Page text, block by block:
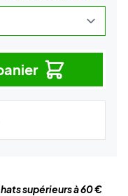
supérieurs à 60 €